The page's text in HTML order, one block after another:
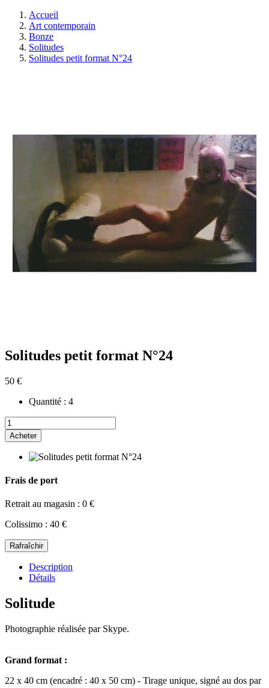
Accueil
Art contemporain
Bonze
Solitudes
Solitudes petit format N°24
Solitudes petit format N°24
50 €
Quantité : 4
Acheter
Frais de port
Retrait au magasin : 0 €
Colissimo : 40 €
Description
Détails
Solitude
Photographie réalisée par Skype.
Grand format :
22 x 40 cm (encadré : 40 x 50 cm) - Tirage unique, signé au dos par